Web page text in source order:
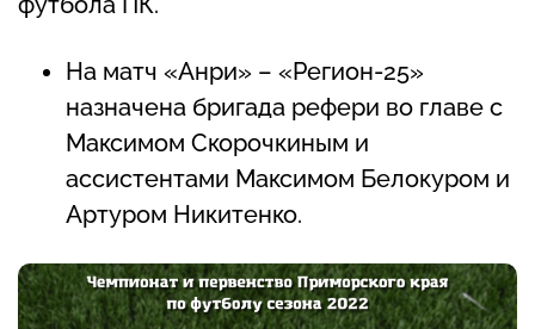
На матч «Анри» – «Регион-25»
назначена бригада рефери во главе с
Максимом Скорочкиным и
ассистентами Максимом Белокуром и
Артуром Никитенко.